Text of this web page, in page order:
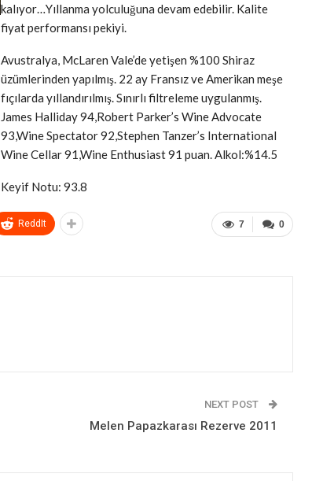
kalıyor…Yıllanma yolculuğuna devam edebilir. Kalite
fiyat performansı pekiyi.
Avustralya, McLaren Vale’de yetişen %100 Shiraz
üzümlerinden yapılmış. 22 ay Fransız ve Amerikan meşe
fıçılarda yıllandırılmış. Sınırlı filtreleme uygulanmış.
James Halliday 94,Robert Parker’s Wine Advocate
93,Wine Spectator 92,Stephen Tanzer’s International
Wine Cellar 91,Wine Enthusiast 91 puan. Alkol:%14.5
Keyif Notu: 93.8
0
7
ReddIt
NEXT POST
Melen Papazkarası Rezerve 2011